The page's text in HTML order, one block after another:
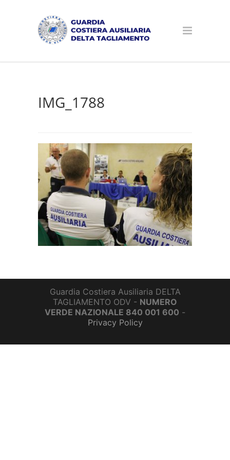
IMG_1788
Guardia Costiera Ausiliaria DELTA
TAGLIAMENTO ODV - NUMERO
VERDE NAZIONALE 840 001 600 -
Privacy Policy